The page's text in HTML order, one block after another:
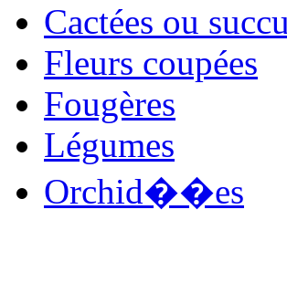
Cactées ou
Fleurs coupées
Fougères
Légumes
Orchid��es